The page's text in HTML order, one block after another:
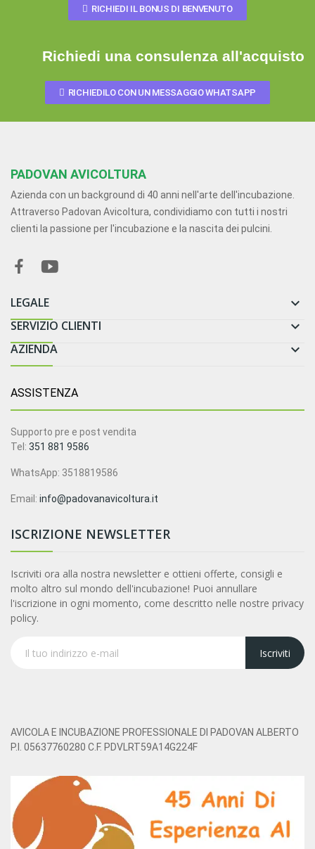
RICHIEDI IL BONUS DI BENVENUTO
Richiedi una consulenza all'acquisto
RICHIEDILO CON UN MESSAGGIO WHATSAPP
PADOVAN AVICOLTURA
Azienda con un background di 40 anni nell'arte dell'incubazione.
Attraverso Padovan Avicoltura, condividiamo con tutti i nostri
clienti la passione per l'incubazione e la nascita dei pulcini.
LEGALE 
SERVIZIO CLIENTI 
AZIENDA 
ASSISTENZA
Supporto pre e post vendita
Tel: 351 881 9586
WhatsApp: 3518819586
Email: info@padovanavicoltura.it
ISCRIZIONE NEWSLETTER
Iscriviti ora alla nostra newsletter e ottieni offerte, consigli e
molto altro sul mondo dell'incubazione! Puoi annullare
l'iscrizione in ogni momento, come descritto nelle nostre privacy
policy.
Iscriviti
AVICOLA E INCUBAZIONE PROFESSIONALE DI PADOVAN ALBERTO
P.I. 05637760280 C.F. PDVLRT59A14G224F